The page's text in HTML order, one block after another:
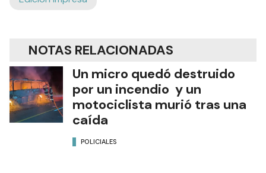
NOTAS RELACIONADAS
Un micro quedó destruido
por un incendio y un
motociclista murió tras una
caída
POLICIALES